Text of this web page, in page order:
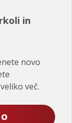
in
novo
več.